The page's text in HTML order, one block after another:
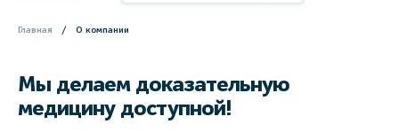
Главная О компании
Мы делаем доказательную
медицину доступной!